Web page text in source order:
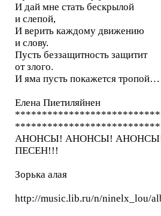
И дай мне стать бескрылой
и слепой,
И верить каждому движению
и слову.
Пусть беззащитность защитит
от злого.
И яма пусть покажется тропой…
Елена Пиетиляйнен
АНОНСЫ! АНОНСЫ!
ПЕСЕН!!!
Зорька алая
http://music.lib.ru/n/ninelx_lou/